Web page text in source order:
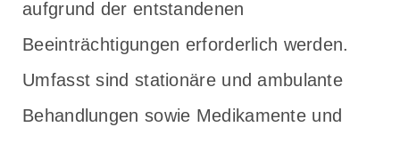
aufgrund der entstandenen
Beeinträchtigungen erforderlich werden.
Umfasst sind stationäre und ambulante
Behandlungen sowie Medikamente und